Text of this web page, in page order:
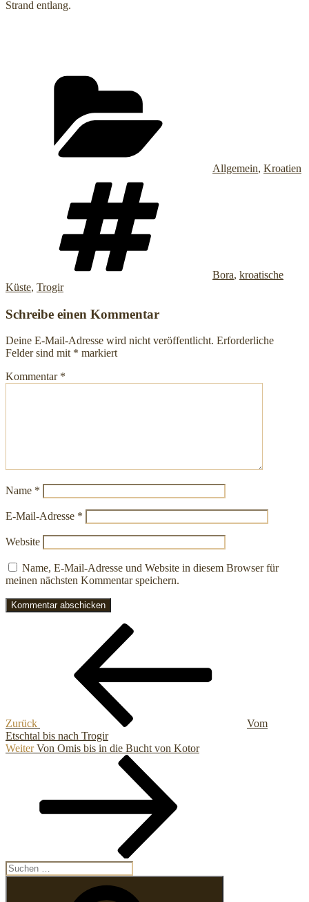
Strand entlang.
Allgemein, Kroatien
Bora, kroatische
Küste, Trogir
Schreibe einen Kommentar
Deine E-Mail-Adresse wird nicht veröffentlicht. Erforderliche
Felder sind mit * markiert
Kommentar *
Name *
E-Mail-Adresse *
Website
Name, E-Mail-Adresse und Website in diesem Browser für
meinen nächsten Kommentar speichern.
Beitragsnavigation
Zurück
Vom
Etschtal bis nach Trogir
Nächster
Weiter Von Omis bis in die Bucht von Kotor
Suchen
nach: